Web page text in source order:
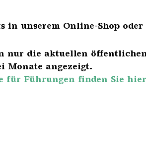
in unserem Online-Shop oder
nur die aktuellen
Monate angezeigt.
für Führungen finden Sie